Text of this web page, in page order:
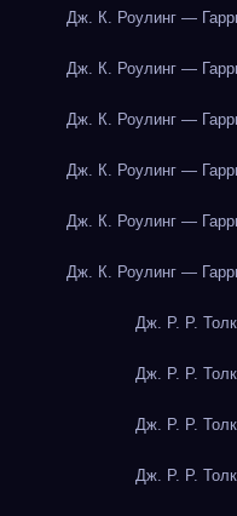
Дж. К. Роулинг —
Дж. К. Роулинг —
Дж. К. Роулинг —
Дж. К. Роулинг —
Дж. К. Роулинг —
Дж. К. Роулинг —
Дж. Р. Р.
Дж. Р. Р.
Дж. Р. Р.
Дж. Р. Р.